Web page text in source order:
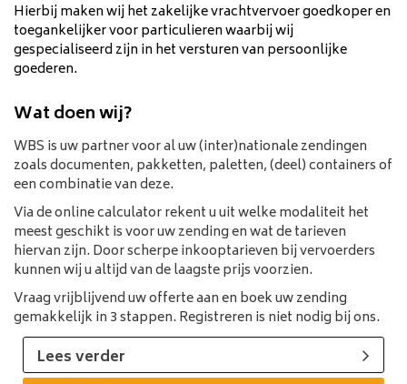
Hierbij maken wij het zakelijke vrachtvervoer goedkoper en
toegankelijker voor particulieren waarbij wij
gespecialiseerd zijn in het versturen van persoonlijke
goederen.
Wat doen wij?
WBS is uw partner voor al uw (inter)nationale zendingen
zoals documenten, pakketten, paletten, (deel) containers of
een combinatie van deze.
Via de online calculator rekent u uit welke modaliteit het
meest geschikt is voor uw zending en wat de tarieven
hiervan zijn. Door scherpe inkooptarieven bij vervoerders
kunnen wij u altijd van de laagste prijs voorzien.
Vraag vrijblijvend uw offerte aan en boek uw zending
gemakkelijk in 3 stappen. Registreren is niet nodig bij ons.
Lees verder